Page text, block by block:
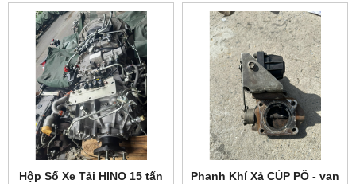
Hộp Số Xe Tải HINO 15 tấn
Phanh Khí Xả CÚP PÔ - van